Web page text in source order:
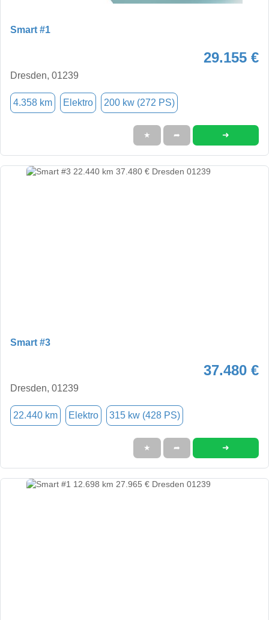
Smart #1
29.155 €
Dresden, 01239
4.358 km Elektro 200 kw (272 PS)
★ ➦ ➜
Smart #3
37.480 €
Dresden, 01239
22.440 km Elektro 315 kw (428 PS)
★ ➦ ➜